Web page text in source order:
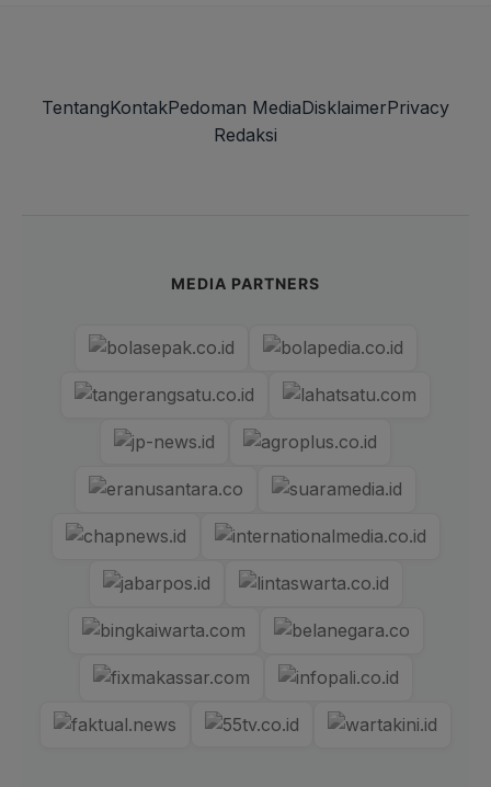
TentangKontakPedoman MediaDisklaimerPrivacy
Redaksi
MEDIA PARTNERS